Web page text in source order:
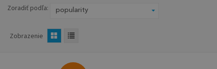
Zoradiť podľa:
Zobrazenie